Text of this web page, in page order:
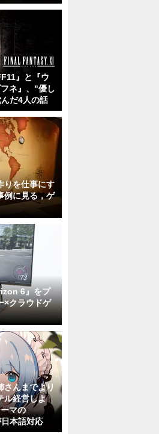
』と『ウ
ネ』、"優し
だ4人の話
りを仕事にす
例に見る，ゲ
6』をプ
×クラウドゲ
さんまでより
ル経営しよ
マの
本語対応